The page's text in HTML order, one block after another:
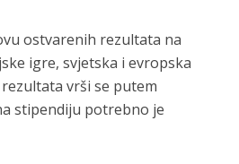
ostvarenih rezultata na
igre, svjetska i evropska
vrši se putem
stipendiju potrebno je